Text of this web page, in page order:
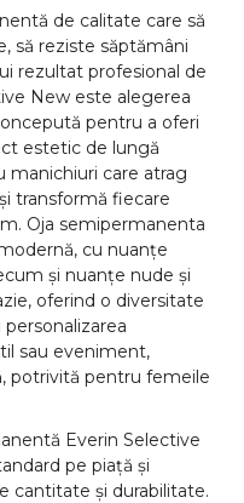
de calitate care să
să reziste săptămâni
rezultat profesional de
New este alegerea
pentru a oferi
estetic de lungă
manichiuri care atrag
transformă fiecare
Oja semipermanenta
cu nuanțe
și nuanțe nude și
oferind o diversitate
sau eveniment,
potrivită pentru femeile
Everin Selective
pe piață și
cantitate și durabilitate.